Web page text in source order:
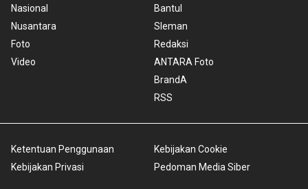
Nasional
Nusantara
Foto
Video
Bantul
Sleman
Redaksi
ANTARA Foto
BrandA
RSS
Ketentuan Penggunaan
Kebijakan Privasi
Kebijakan Cookie
Pedoman Media Siber